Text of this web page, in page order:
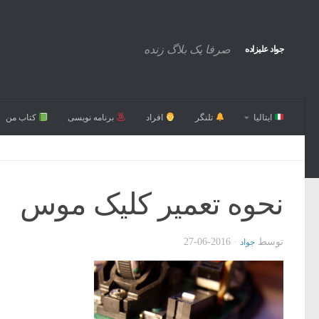
جواد علیزاده صرفا یک بلاگ زنده
ایتالیا تلنگر افراد برنامه نویسی کتاب من
نحوه تعمیر کلیک موس
توسط جواد ·
2016-06-27